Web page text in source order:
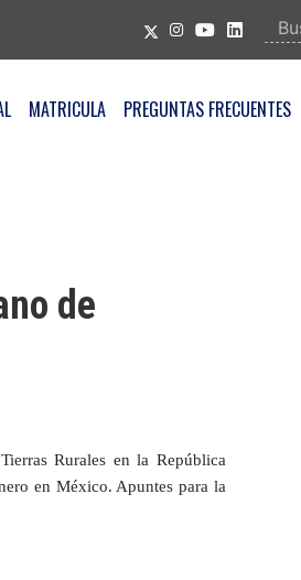
MATRICULA PREGUNTAS FRECUENTES
de
Rurales en la República
en México. Apuntes para la